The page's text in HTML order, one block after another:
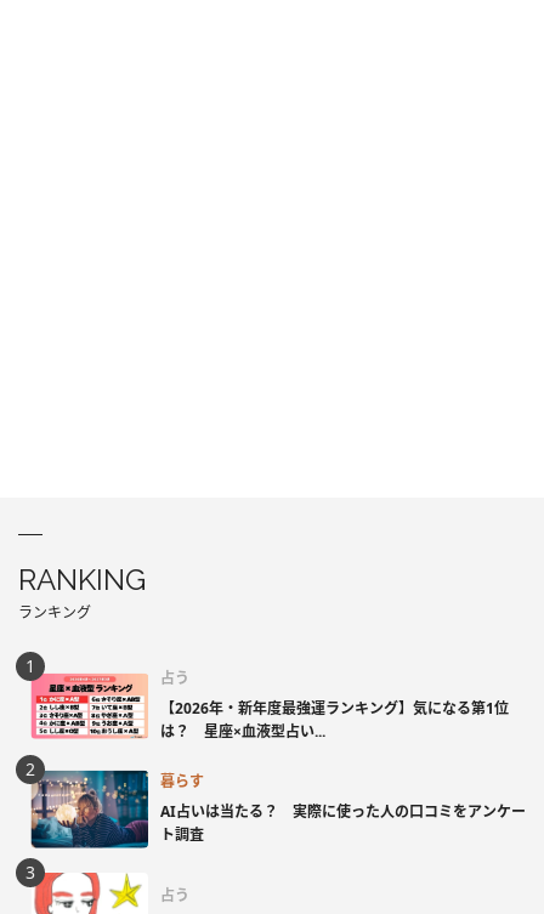
RANKING
ランキング
占う
【2026年・新年度最強運ランキング】気になる第1位
は？ 星座×血液型占い...
暮らす
AI占いは当たる？ 実際に使った人の口コミをアンケー
ト調査
占う